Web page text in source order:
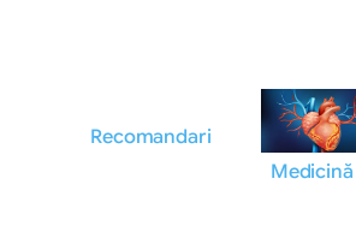
Recomandari
Medicină